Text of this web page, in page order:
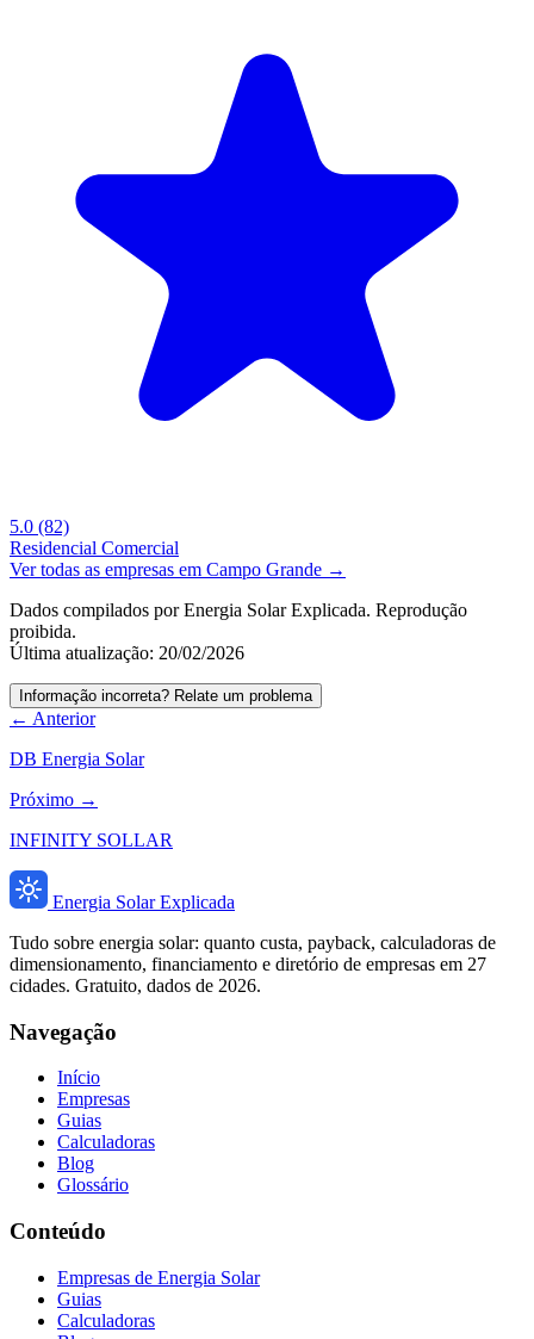
5.0 (82)
Residencial Comercial
Ver todas as empresas em Campo Grande →
Dados compilados por Energia Solar Explicada. Reprodução
proibida.
Última atualização: 20/02/2026
Informação incorreta? Relate um problema
← Anterior
DB Energia Solar
Próximo →
INFINITY SOLLAR
Energia Solar Explicada
Tudo sobre energia solar: quanto custa, payback, calculadoras de
dimensionamento, financiamento e diretório de empresas em 27
cidades. Gratuito, dados de 2026.
Navegação
Início
Empresas
Guias
Calculadoras
Blog
Glossário
Conteúdo
Empresas de Energia Solar
Guias
Calculadoras